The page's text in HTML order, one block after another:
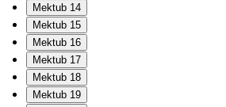
Mektub 14
Mektub 15
Mektub 16
Mektub 17
Mektub 18
Mektub 19